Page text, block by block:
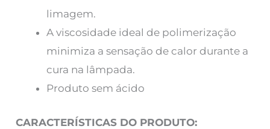
limagem.
A viscosidade ideal de polimerização
minimiza a sensação de calor durante a
cura na lâmpada.
Produto sem ácido
CARACTERÍSTICAS DO PRODUTO: